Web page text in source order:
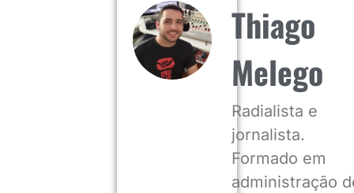
Thiago
Melego
Radialista e
jornalista.
Formado em
administração